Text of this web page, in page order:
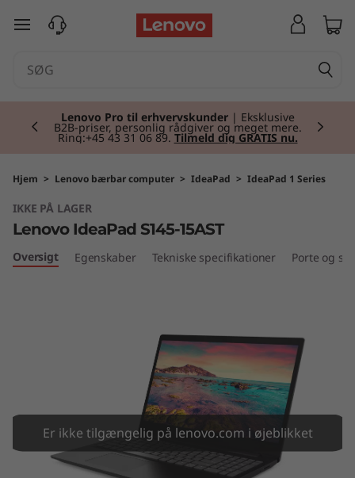
a
d
S
1
5
spring til hovedindhold
Lenovo Pro til erhvervskunder| Eksklusive
B2B-priser, personlig rådgiver og meget mere.
Ring:+45 43 31 06 89. Tilmeld dig GRATIS nu.
Currently displaying item 2 of 2
Hjem > Lenovo bærbar computer > IdeaPad > IdeaPad 1 Series
IKKE PÅ LAGER
Lenovo IdeaPad S145-15AST
Oversigt Egenskaber Tekniske specifikationer Porte og
Er ikke tilgængelig på lenovo.com i øjeblikket